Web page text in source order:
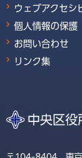
ウェブアクセシ
個人情報の保護
お問い合わせ
リンク集